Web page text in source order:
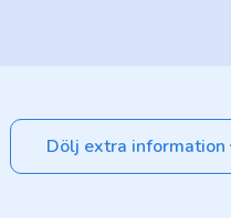
Dölj extra information